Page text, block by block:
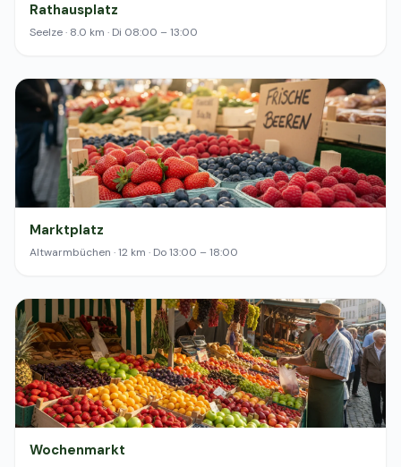
Rathausplatz
Seelze · 8.0 km · Di 08:00 – 13:00
Marktplatz
Altwarmbüchen · 12 km · Do 13:00 – 18:00
Wochenmarkt